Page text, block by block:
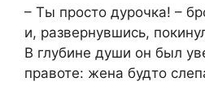
– Ты просто дурочка! –
и, развернувшись,
В глубине души он был
правоте: жена будто